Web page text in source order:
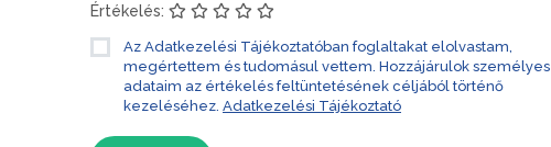
Értékelés:
Az Adatkezelési Tájékoztatóban foglaltakat elolvastam,
megértettem és tudomásul vettem. Hozzájárulok személyes
adataim az értékelés feltüntetésének céljából történő
kezeléséhez. Adatkezelési Tájékoztató